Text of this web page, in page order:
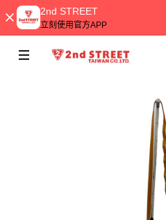
2nd STREET
立刻使用官方APP